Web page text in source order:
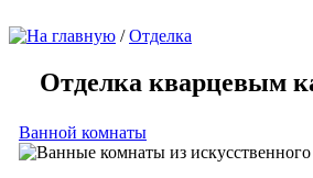
/Отделка
Отделка кварцевым
Ванной комнаты